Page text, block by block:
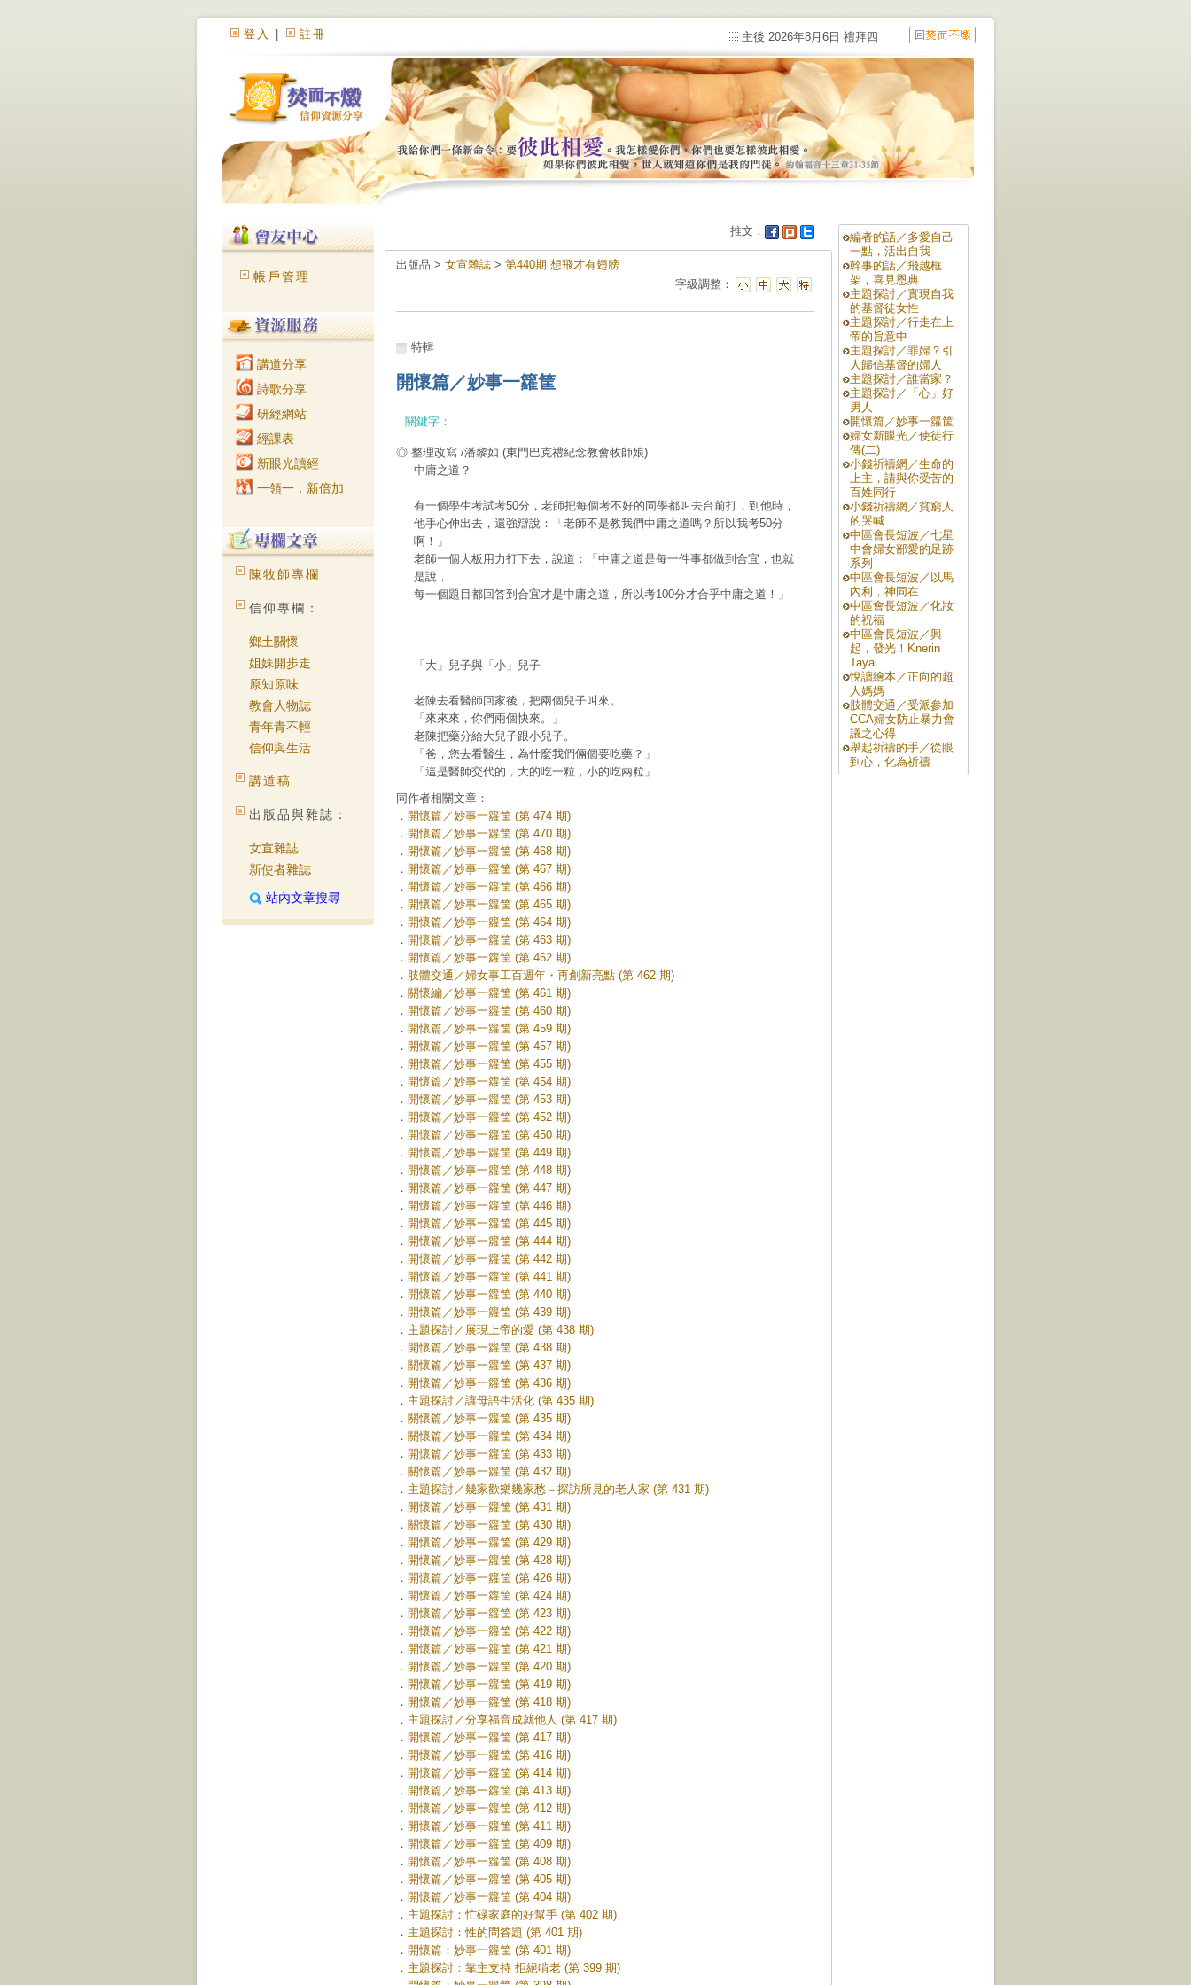
登入 註冊 主後 2026年8月6日 禮拜四
帳戶管理
講道分享
詩歌分享
研經網站
經課表
新眼光讀經
一領一．新倍加
陳牧師專欄
信仰專欄：
鄉土關懷
姐妹開步走
原知原味
教會人物誌
青年青不輕
信仰與生活
講道稿
出版品與雜誌：
女宣雜誌
新使者雜誌
站內文章搜尋
推文：
出版品 > 女宣雜誌 > 第440期 想飛才有翅膀
字級調整：
特輯
開懷篇／妙事一籮筐
關鍵字：
◎ 整理改寫 /潘黎如 (東門巴克禮紀念教會牧師娘)
中庸之道？
有一個學生考試考50分，老師把每個考不好的同學都叫去台前打，到他時，
他手心伸出去，還強辯說：「老師不是教我們中庸之道嗎？所以我考50分
啊！」
老師一個大板用力打下去，說道：「中庸之道是每一件事都做到合宜，也就
是說，
每一個題目都回答到合宜才是中庸之道，所以考100分才合乎中庸之道！」
「大」兒子與「小」兒子
老陳去看醫師回家後，把兩個兒子叫來。
「來來來，你們兩個快來。」
老陳把藥分給大兒子跟小兒子。
「爸，您去看醫生，為什麼我們倆個要吃藥？」
「這是醫師交代的，大的吃一粒，小的吃兩粒」
同作者相關文章：
． 開懷篇／妙事一籮筐 (第 474 期)
． 開懷篇／妙事一籮筐 (第 470 期)
． 開懷篇／妙事一籮筐 (第 468 期)
． 開懷篇／妙事一籮筐 (第 467 期)
． 開懷篇／妙事一籮筐 (第 466 期)
． 開懷篇／妙事一籮筐 (第 465 期)
． 開懷篇／妙事一籮筐 (第 464 期)
． 開懷篇／妙事一籮筐 (第 463 期)
． 開懷篇／妙事一籮筐 (第 462 期)
． 肢體交通／婦女事工百週年・再創新亮點 (第 462 期)
． 關懷編／妙事一籮筐 (第 461 期)
． 開懷篇／妙事一籮筐 (第 460 期)
． 開懷篇／妙事一籮筐 (第 459 期)
． 開懷篇／妙事一籮筐 (第 457 期)
． 開懷篇／妙事一籮筐 (第 455 期)
． 開懷篇／妙事一籮筐 (第 454 期)
． 開懷篇／妙事一籮筐 (第 453 期)
． 開懷篇／妙事一籮筐 (第 452 期)
． 開懷篇／妙事一籮筐 (第 450 期)
． 開懷篇／妙事一籮筐 (第 449 期)
． 開懷篇／妙事一籮筐 (第 448 期)
． 開懷篇／妙事一籮筐 (第 447 期)
． 開懷篇／妙事一籮筐 (第 446 期)
． 開懷篇／妙事一籮筐 (第 445 期)
． 開懷篇／妙事一籮筐 (第 444 期)
． 開懷篇／妙事一籮筐 (第 442 期)
． 開懷篇／妙事一籮筐 (第 441 期)
． 開懷篇／妙事一籮筐 (第 440 期)
． 開懷篇／妙事一籮筐 (第 439 期)
． 主題探討／展現上帝的愛 (第 438 期)
． 開懷篇／妙事一籮筐 (第 438 期)
． 關懷篇／妙事一籮筐 (第 437 期)
． 開懷篇／妙事一籮筐 (第 436 期)
． 主題探討／讓母語生活化 (第 435 期)
． 關懷篇／妙事一籮筐 (第 435 期)
． 關懷篇／妙事一籮筐 (第 434 期)
． 開懷篇／妙事一籮筐 (第 433 期)
． 關懷篇／妙事一籮筐 (第 432 期)
． 主題探討／幾家歡樂幾家愁－探訪所見的老人家 (第 431 期)
． 開懷篇／妙事一籮筐 (第 431 期)
． 關懷篇／妙事一籮筐 (第 430 期)
． 開懷篇／妙事一籮筐 (第 429 期)
． 開懷篇／妙事一籮筐 (第 428 期)
． 開懷篇／妙事一籮筐 (第 426 期)
． 開懷篇／妙事一籮筐 (第 424 期)
． 開懷篇／妙事一籮筐 (第 423 期)
． 開懷篇／妙事一籮筐 (第 422 期)
． 開懷篇／妙事一籮筐 (第 421 期)
． 開懷篇／妙事一籮筐 (第 420 期)
． 開懷篇／妙事一籮筐 (第 419 期)
． 開懷篇／妙事一籮筐 (第 418 期)
． 主題探討／分享福音成就他人 (第 417 期)
． 開懷篇／妙事一籮筐 (第 417 期)
． 開懷篇／妙事一籮筐 (第 416 期)
． 開懷篇／妙事一籮筐 (第 414 期)
． 開懷篇／妙事一籮筐 (第 413 期)
． 開懷篇／妙事一籮筐 (第 412 期)
． 開懷篇／妙事一籮筐 (第 411 期)
． 開懷篇／妙事一籮筐 (第 409 期)
． 開懷篇／妙事一籮筐 (第 408 期)
． 開懷篇／妙事一籮筐 (第 405 期)
． 開懷篇／妙事一籮筐 (第 404 期)
． 主題探討：忙碌家庭的好幫手 (第 402 期)
． 主題探討：性的問答題 (第 401 期)
． 開懷篇：妙事一籮筐 (第 401 期)
． 主題探討：靠主支持 拒絕啃老 (第 399 期)
編者的話／多愛自己
一點，活出自我
幹事的話／飛越框
架，喜見恩典
主題探討／實現自我
的基督徒女性
主題探討／行走在上
帝的旨意中
主題探討／罪婦？引
人歸信基督的婦人
主題探討／誰當家？
主題探討／「心」好
男人
開懷篇／妙事一籮筐
婦女新眼光／使徒行
傳(二)
小錢祈禱網／生命的
上主，請與你受苦的
百姓同行
小錢祈禱網／貧窮人
的哭喊
中區會長短波／七星
中會婦女部愛的足跡
系列
中區會長短波／以馬
內利，神同在
中區會長短波／化妝
的祝福
中區會長短波／興
起，發光！Knerin
Tayal
悅讀繪本／正向的超
人媽媽
肢體交通／受派參加
CCA婦女防止暴力會
議之心得
舉起祈禱的手／從眼
到心，化為祈禱